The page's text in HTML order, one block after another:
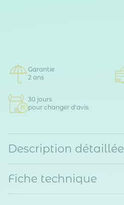
Garantie
2 ans
30 jours
pour changer d'avis
Description détaillée
Fiche technique